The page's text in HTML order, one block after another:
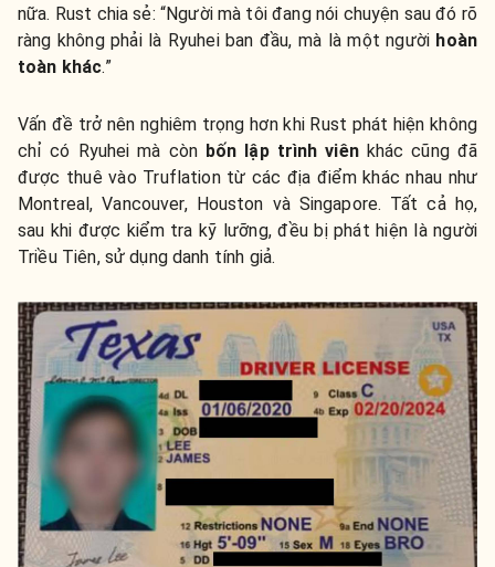
nữa. Rust chia sẻ: “Người mà tôi đang nói chuyện sau đó rõ
ràng không phải là Ryuhei ban đầu, mà là một người hoàn
toàn khác.”
Vấn đề trở nên nghiêm trọng hơn khi Rust phát hiện không
chỉ có Ryuhei mà còn bốn lập trình viênkhác cũng đã
được thuê vào Truflation từ các địa điểm khác nhau như
Montreal, Vancouver, Houston và Singapore. Tất cả họ,
sau khi được kiểm tra kỹ lưỡng, đều bị phát hiện là người
Triều Tiên, sử dụng danh tính giả.